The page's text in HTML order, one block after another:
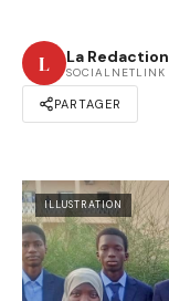
L La Redaction
SOCIALNETLINK
PARTAGER
ILLUSTRATION